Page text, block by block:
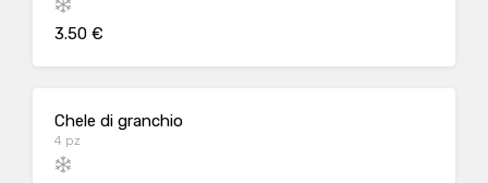
3.50 €
Chele di granchio
4 pz